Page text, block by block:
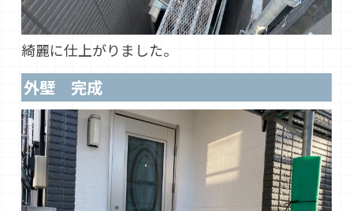
綺麗に仕上がりました。
外壁 完成